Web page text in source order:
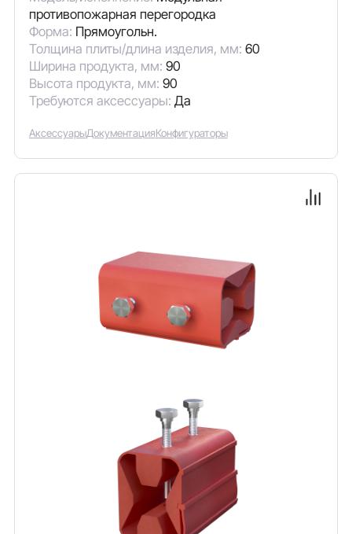
противопожарная перегородка
Форма: Прямоугольн.
Толщина плиты/длина изделия, мм: 60
Ширина продукта, мм: 90
Высота продукта, мм: 90
Требуются аксессуары: Да
АксессуарыДокументацияКонфигураторы